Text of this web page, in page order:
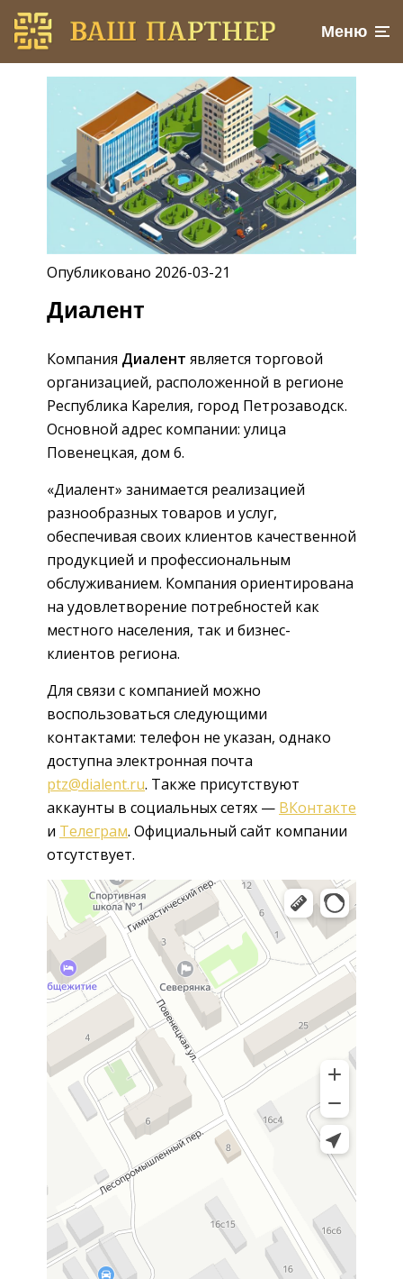
Меню
Опубликовано 2026-03-21
Диалент
Компания Диалент является торговой
организацией, расположенной в регионе
Республика Карелия, город Петрозаводск.
Основной адрес компании: улица
Повенецкая, дом 6.
«Диалент» занимается реализацией
разнообразных товаров и услуг,
обеспечивая своих клиентов качественной
продукцией и профессиональным
обслуживанием. Компания ориентирована
на удовлетворение потребностей как
местного населения, так и бизнес-
клиентов региона.
Для связи с компанией можно
воспользоваться следующими
контактами: телефон не указан, однако
доступна электронная почта
ptz@dialent.ru. Также присутствуют
аккаунты в социальных сетях — ВКонтакте
и Телеграм. Официальный сайт компании
отсутствует.